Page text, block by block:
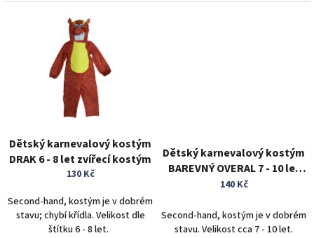
Dětský karnevalový kostým
DRAK 6 - 8 let zvířecí kostým
130 Kč
Second-hand, kostým je v dobrém
stavu; chybí křídla. Velikost dle
štítku 6 - 8 let.
Dětský karnevalový kostým
BAREVNÝ OVERAL 7 - 10 let
zvířecí kostým vtipný
140 Kč
Second-hand, kostým je v dobrém
stavu. Velikost cca 7 - 10 let.